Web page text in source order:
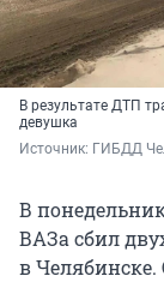
В результате ДТП
девушка
Источник: ГИБДД
В
ВАЗа сбил
в